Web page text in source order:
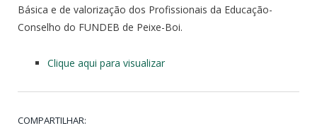
Básica e de valorização dos Profissionais da Educação-
Conselho do FUNDEB de Peixe-Boi.
Clique aqui para visualizar
COMPARTILHAR: